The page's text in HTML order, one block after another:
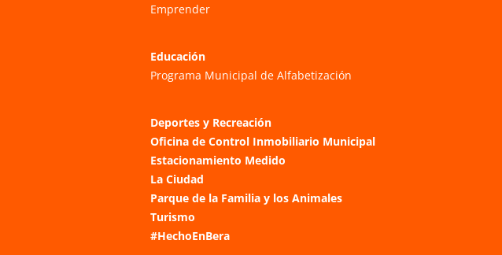
Emprender
Educación
Programa Municipal de Alfabetización
Deportes y Recreación
Oficina de Control Inmobiliario Municipal
Estacionamiento Medido
La Ciudad
Parque de la Familia y los Animales
Turismo
#HechoEnBera